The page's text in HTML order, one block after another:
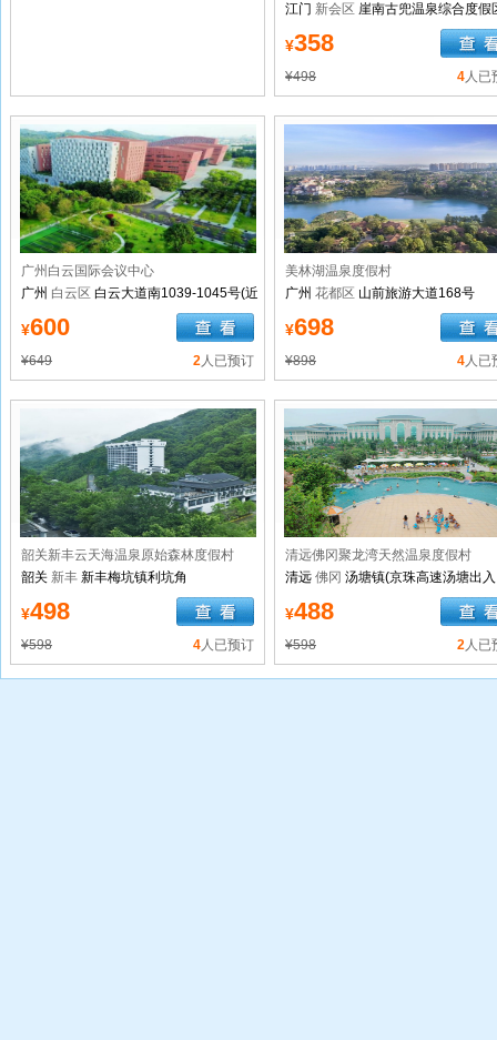
江门 新会区 崖南古兜温泉综合度假
¥358
¥498 4人已
广州白云国际会议中心
广州 白云区 白云大道南1039-1045号(近
南湖游乐园)
¥600
¥649 2人已预订
美林湖温泉度假村
广州 花都区 山前旅游大道168号
¥698
¥898 4人已
韶关新丰云天海温泉原始森林度假村
韶关 新丰 新丰梅坑镇利坑角
¥498
¥598 4人已预订
清远佛冈聚龙湾天然温泉度假村
清远 佛冈 汤塘镇(京珠高速汤塘出
转1公里106国道旁)
¥488
¥598 2人已